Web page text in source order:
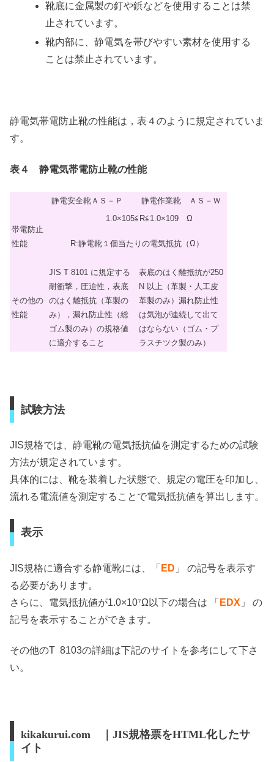
靴底に金属製の釘や鋲などを使用することは禁
止されています。
靴内部に、静電気を帯びやすい素材を使用する
ことは禁止されています。
静電気帯電防止靴の性能は，表４のように規定されていま
す。
表４ 静電気帯電防止靴の性能
静電安全靴ＡＳ－Ｐ 静電作業靴 ＡＳ－Ｗ
帯電防止
性能
1.0×105≦R≦1.0×109 Ω
R:静電靴１個当たりの電気抵抗（Ω）
その他の
性能
JIS T 8101 に規定する
耐衝撃，圧迫性，表底
のはく離抵抗（革製の
み），漏れ防止性（総
ゴム製のみ）の規格値
に適介すること
表底のはく離抵抗が250
N 以上（革製・人工皮
革製のみ）漏れ防止性
は気泡が連続して出て
はならない（ゴム・プ
ラスチツク製のみ）
試験方法
JIS規格では、静電靴の電気抵抗値を測定するための試験
方法が規定されています。
具体的には、靴を装着した状態で、規定の電圧を印加し、
流れる電流値を測定することで電気抵抗値を算出します。
表示
JIS規格に適合する静電靴には、「 ED 」 の記号を表示す
る必要があります。
さらに、電気抵抗値が1.0×10⁷Ω以下の場合は 「 EDX 」 の
記号を表示することができます。
その他のT 8103の詳細は下記のサイトを参考にして下さ
い。
kikakurui.com ｜JIS規格票をHTML化したサ
イト